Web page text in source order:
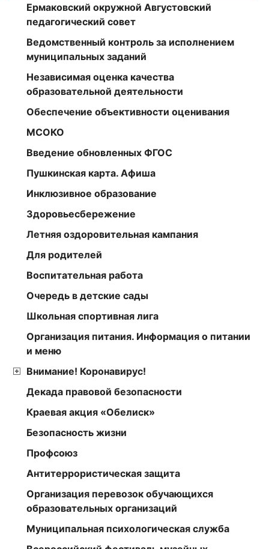
Ермаковский окружной Августовский
педагогический совет
Ведомственный контроль за исполнением
муниципальных заданий
Независимая оценка качества
образовательной деятельности
Обеспечение объективности оценивания
МСОКО
Введение обновленных ФГОС
Пушкинская карта. Афиша
Инклюзивное образование
Здоровьесбережение
Летняя оздоровительная кампания
Для родителей
Воспитательная работа
Очередь в детские сады
Школьная спортивная лига
Организация питания. Информация о питании
и меню
Внимание! Коронавирус!
Декада правовой безопасности
Краевая акция «Обелиск»
Безопасность жизни
Профсоюз
Антитеррористическая защита
Организация перевозок обучающихся
образовательных организаций
Муниципальная психологическая служба